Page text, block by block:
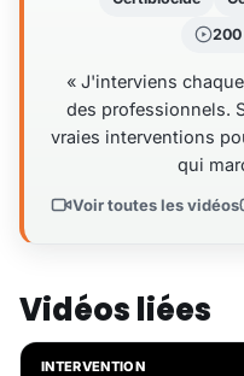
200
« J'interviens
des professionnels.
vraies interventions
qui
Voir toutes les vidéos
Vidéos liées
INTERVENTION